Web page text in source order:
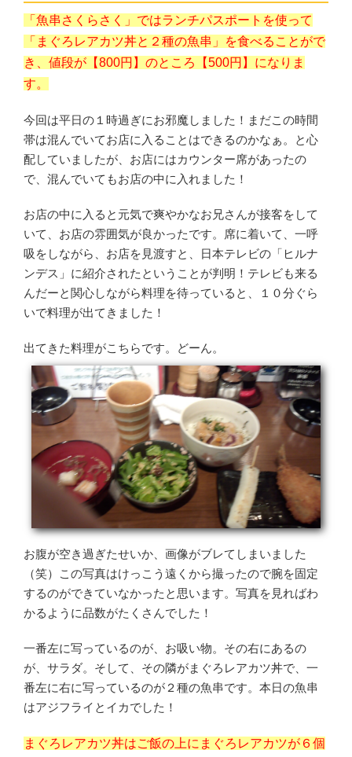
「魚串さくらさく」ではランチパスポートを使って
「まぐろレアカツ丼と２種の魚串」を食べることがで
き、値段が【800円】のところ【500円】になりま
す。
今回は平日の１時過ぎにお邪魔しました！まだこの時間
帯は混んでいてお店に入ることはできるのかなぁ。と心
配していましたが、お店にはカウンター席があったの
で、混んでいてもお店の中に入れました！
お店の中に入ると元気で爽やかなお兄さんが接客をして
いて、お店の雰囲気が良かったです。席に着いて、一呼
吸をしながら、お店を見渡すと、日本テレビの「ヒルナ
ンデス」に紹介されたということが判明！テレビも来る
んだーと関心しながら料理を待っていると、１０分ぐら
いで料理が出てきました！
出てきた料理がこちらです。どーん。
お腹が空き過ぎたせいか、画像がブレてしまいました
（笑）この写真はけっこう遠くから撮ったので腕を固定
するのができていなかったと思います。写真を見ればわ
かるように品数がたくさんでした！
一番左に写っているのが、お吸い物。その右にあるの
が、サラダ。そして、その隣がまぐろレアカツ丼で、一
番左に右に写っているのが２種の魚串です。本日の魚串
はアジフライとイカでした！
まぐろレアカツ丼はご飯の上にまぐろレアカツが６個